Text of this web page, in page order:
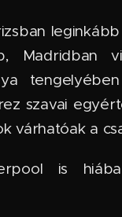
Madridban
szavai
várhatóak a
is hiába